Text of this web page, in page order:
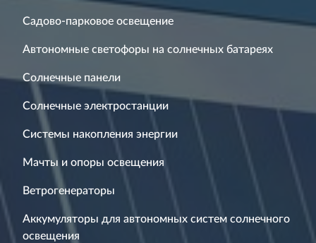
Садово-парковое освещение
Автономные светофоры на солнечных батареях
Солнечные панели
Солнечные электростанции
Системы накопления энергии
Мачты и опоры освещения
Ветрогенераторы
Аккумуляторы для автономных систем солнечного
освещения